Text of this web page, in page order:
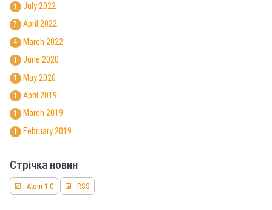
1 July 2022
7 April 2022
4 March 2022
1 June 2020
1 May 2020
1 April 2019
1 March 2019
1 February 2019
Стрічка новин
Atom 1.0 RSS